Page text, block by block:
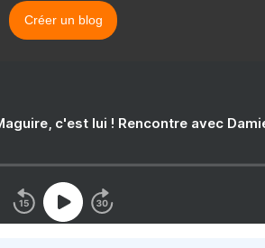
Créer un blog
c'est lui ! Rencontre avec